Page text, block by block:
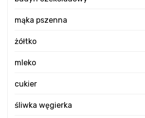
mąka pszenna
żółtko
mleko
cukier
śliwka węgierka